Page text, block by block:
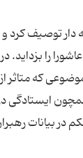
دار توصیف کرد و
را بزداید.
که متاثر از
ایستادگی
در بیانات